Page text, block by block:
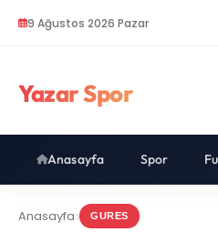
9 Ağustos 2026 Pazar
Yazar Spor
Anasayfa Spor
Anasayfa GURES